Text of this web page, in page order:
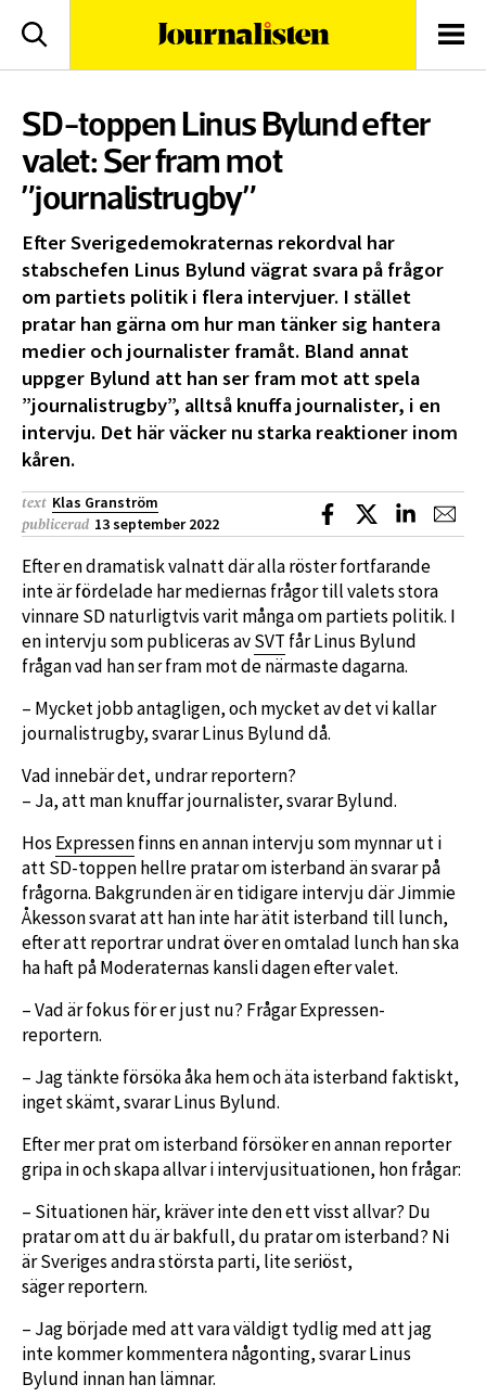
Sök
SD-toppen Linus Bylund efter
valet: Ser fram mot
”journalistrugby”
Efter Sverigedemokraternas rekordval har
stabschefen Linus Bylund vägrat svara på frågor
om partiets politik i flera intervjuer. I stället
pratar han gärna om hur man tänker sig hantera
medier och journalister framåt. Bland annat
uppger Bylund att han ser fram mot att spela
”journalistrugby”, alltså knuffa journalister, i en
intervju. Det här väcker nu starka reaktioner inom
kåren.
text Klas Granström
publicerad 13 september 2022
Dela på Facebook
Dela på XDela på
Efter en dramatisk valnatt där alla röster fortfarande
inte är fördelade har mediernas frågor till valets stora
vinnare SD naturligtvis varit många om partiets politik. I
en intervju som publiceras avSVT får Linus Bylund
frågan vad han ser fram mot de närmaste dagarna.
– Mycket jobb antagligen, och mycket av det vi kallar
journalistrugby, svarar Linus Bylund då.
Vad innebär det, undrar reportern?
– Ja, att man knuffar journalister, svarar Bylund.
HosExpressenfinns en annan intervju som mynnar ut i
att SD-toppen hellre pratar om isterband än svarar på
frågorna. Bakgrunden är en tidigare intervju där Jimmie
Åkesson svarat att han inte har ätit isterband till lunch,
efter att reportrar undrat över en omtalad lunch han ska
ha haft på Moderaternas kansli dagen efter valet.
– Vad är fokus för er just nu? Frågar Expressen-
reportern.
– Jag tänkte försöka åka hem och äta isterband faktiskt,
inget skämt, svarar Linus Bylund.
Efter mer prat om isterband försöker en annan reporter
gripa in och skapa allvar i intervjusituationen, hon frågar:
– Situationen här, kräver inte den ett visst allvar? Du
pratar om att du är bakfull, du pratar om isterband? Ni
är Sveriges andra största parti, lite seriöst,
säger reportern.
– Jag började med att vara väldigt tydlig med att jag
inte kommer kommentera någonting, svarar Linus
Bylund innan han lämnar.